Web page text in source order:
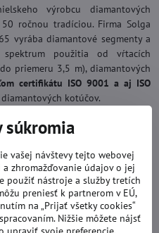
výrobcu diamantových
ročnou tradíciou. Firma Solga
vyrába diamantové segmenty a
použitia od vŕtacích
priemeru 3,5 m), diamantových
certifikátu ISO 9001 a aj ISO
kotúčov.
súkromia
vašej návštevy tejto webovej
zhromažďovanie údajov o jej
použiť nástroje a služby tretích
preniesť k partnerom v EÚ,
na „Prijať všetky cookies“
Nižšie môžete nájsť